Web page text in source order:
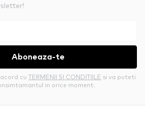
Aboneaza-te
cu TERMENII SI CONDITIILE si va puteti
in orice moment.